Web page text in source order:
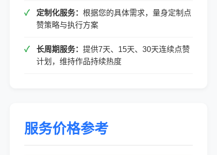
定制化服务： 根据您的具体需求，量身定制点
赞策略与执行方案
长周期服务： 提供7天、15天、30天连续点赞
计划，维持作品持续热度
服务价格参考